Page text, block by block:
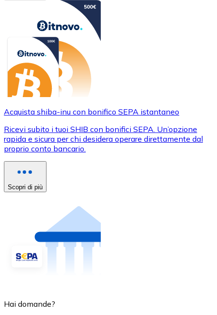
Acquista shiba-inu con bonifico SEPA istantaneo
Ricevi subito i tuoi SHIB con bonifici SEPA. Un’opzione
rapida e sicura per chi desidera operare direttamente dal
proprio conto bancario.
Scopri di più
Hai domande?